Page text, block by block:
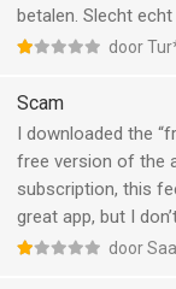
betalen. Slecht
door
Scam
I downloaded the
free version of the
subscription, this
great app, but I
door